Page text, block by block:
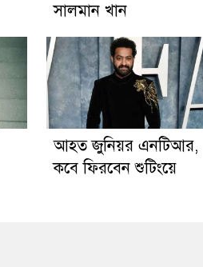
সালমান খান
আহত জুনিয়র এনটিআর,
কবে ফিরবেন শুটিংয়ে